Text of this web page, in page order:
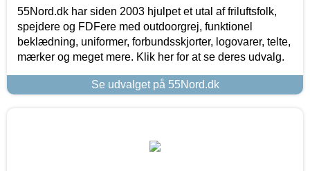
55Nord.dk har siden 2003 hjulpet et utal af friluftsfolk,
spejdere og FDFere med outdoorgrej, funktionel
beklædning, uniformer, forbundsskjorter, logovarer, telte,
mærker og meget mere. Klik her for at se deres udvalg.
Se udvalget på 55Nord.dk